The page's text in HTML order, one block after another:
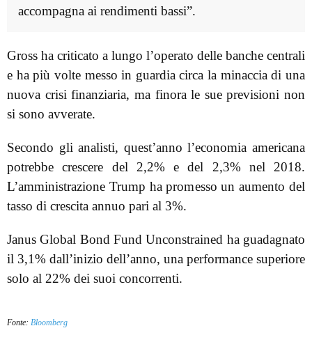
accompagna ai rendimenti bassi”.
Gross ha criticato a lungo l’operato delle banche centrali
e ha più volte messo in guardia circa la minaccia di una
nuova crisi finanziaria, ma finora le sue previsioni non
si sono avverate.
Secondo gli analisti, quest’anno l’economia americana
potrebbe crescere del 2,2% e del 2,3% nel 2018.
L’amministrazione Trump ha promesso un aumento del
tasso di crescita annuo pari al 3%.
Janus Global Bond Fund Unconstrained ha guadagnato
il 3,1% dall’inizio dell’anno, una performance superiore
solo al 22% dei suoi concorrenti.
Fonte: Bloomberg